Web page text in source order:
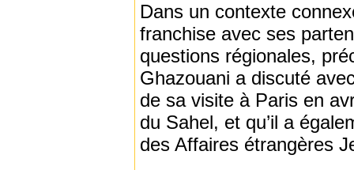
Dans un contexte
franchise avec ses
questions régionales,
Ghazouani a discuté
de sa visite à Paris en
du Sahel, et qu’il a
des Affaires étrangères